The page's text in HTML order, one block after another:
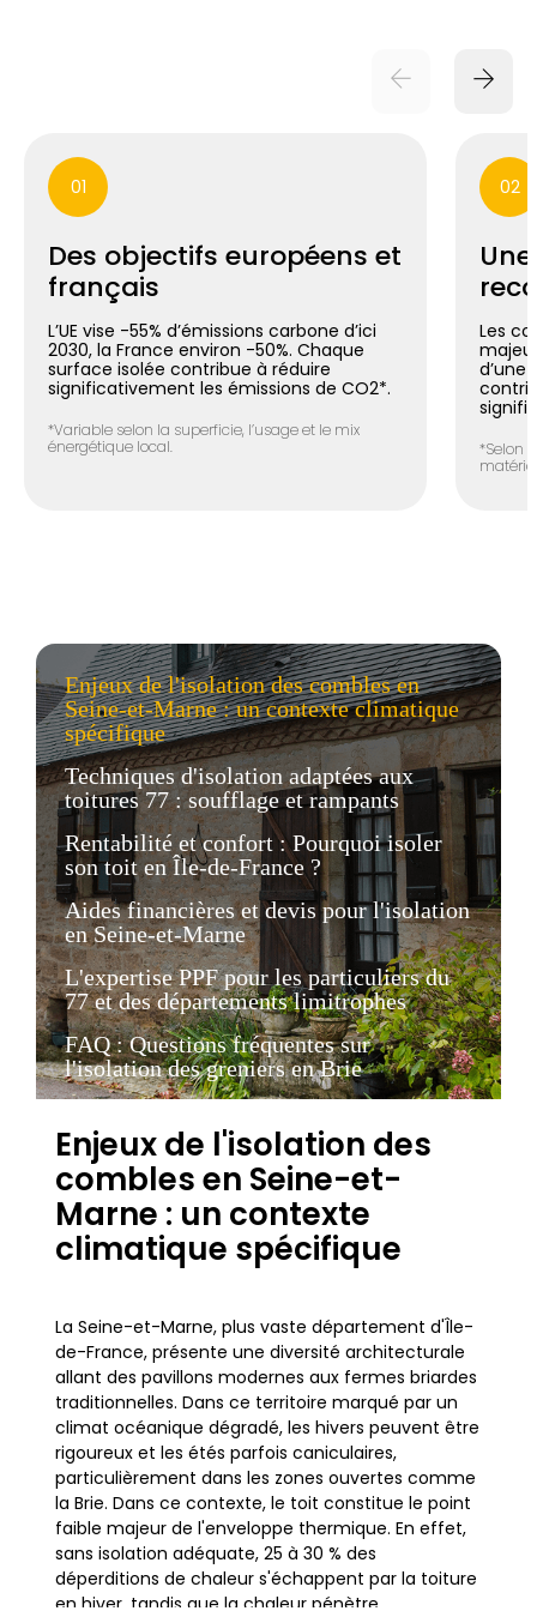
01
Des objectifs européens et
français
L’UE vise -55% d’émissions carbone d’ici
2030, la France environ -50%. Chaque
surface isolée contribue à réduire
significativement les émissions de CO2*.
*Variable selon la superficie, l’usage et le mix
énergétique local.
02
Les
d’une
*Selon
Enjeux de l'isolation des combles en
Seine-et-Marne : un contexte climatique
spécifique
Techniques d'isolation adaptées aux
toitures 77 : soufflage et rampants
Rentabilité et confort : Pourquoi isoler
son toit en Île-de-France ?
Aides financières et devis pour l'isolation
en Seine-et-Marne
L'expertise PPF pour les particuliers du
77 et des départements limitrophes
FAQ : Questions fréquentes sur
l'isolation des greniers en Brie
Enjeux de l'isolation des
combles en Seine-et-
Marne : un contexte
climatique spécifique
La Seine-et-Marne, plus vaste département d'Île-
de-France, présente une diversité architecturale
allant des pavillons modernes aux fermes briardes
traditionnelles. Dans ce territoire marqué par un
climat océanique dégradé, les hivers peuvent être
rigoureux et les étés parfois caniculaires,
particulièrement dans les zones ouvertes comme
la Brie. Dans ce contexte, le toit constitue le point
faible majeur de l'enveloppe thermique. En effet,
sans isolation adéquate, 25 à 30 % des
déperditions de chaleur s'échappent par la toiture
en hiver, tandis que la chaleur pénètre